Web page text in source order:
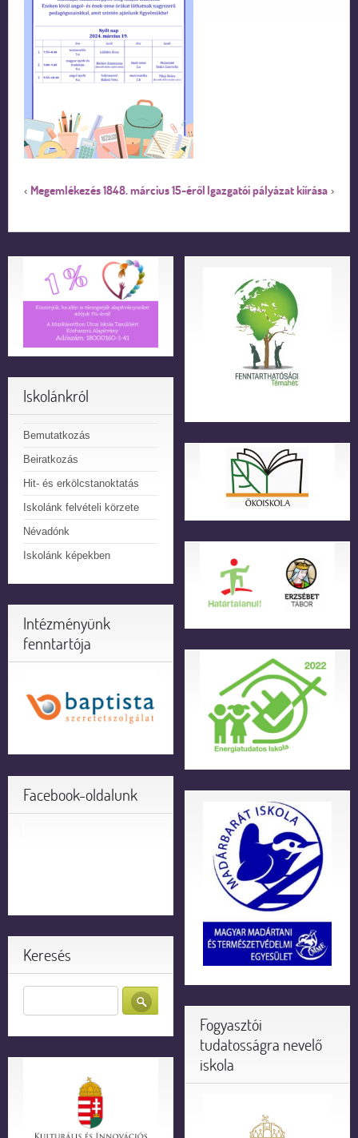
‹ Megemlékezés 1848. március 15-éről Igazgatói pályázat kiírása ›
Iskolánkról
Bemutatkozás
Beiratkozás
Hit- és erkölcstanoktatás
Iskolánk felvételi körzete
Névadónk
Iskolánk képekben
Intézményünk
fenntartója
Facebook-oldalunk
Keresés
Fogyasztói
tudatosságra nevelő
iskola